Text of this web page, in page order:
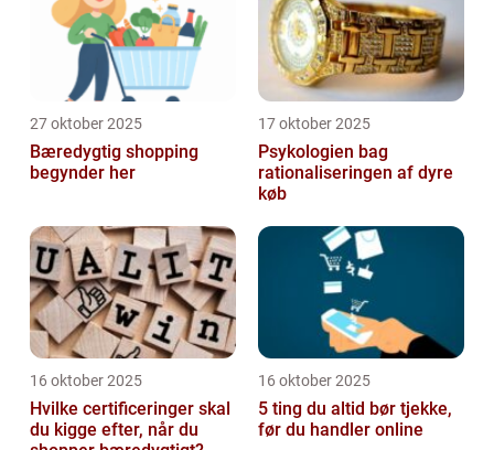
27 oktober 2025
Bæredygtig shopping
begynder her
17 oktober 2025
Psykologien bag
rationaliseringen af dyre
køb
16 oktober 2025
Hvilke certificeringer skal
du kigge efter, når du
16 oktober 2025
5 ting du altid bør tjekke,
før du handler online